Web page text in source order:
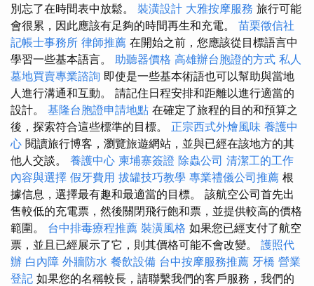
別忘了在時間表中放鬆。 裝潢設計 大雅按摩服務 旅行可能
會很累，因此應該有足夠的時間再生和充電。 苗栗徵信社
記帳士事務所 律師推薦 在開始之前，您應該從目標語言中
學習一些基本語言。 助聽器價格 高雄辦台胞證的方式 私人
墓地買賣專業諮詢 即使是一些基本術語也可以幫助與當地
人進行溝通和互動。 請記住日程安排和距離以進行適當的
設計。 基隆台胞證申請地點 在確定了旅程的目的和預算之
後，探索符合這些標準的目標。 正宗西式外燴風味 養護中
心 閱讀旅行博客，瀏覽旅遊網站，並與已經在該地方的其
他人交談。 養護中心 柬埔寨簽證 除蟲公司 清潔工的工作
內容與選擇 假牙費用 拔罐技巧教學 專業禮儀公司推薦 根
據信息，選擇最有趣和最適當的目標。 該航空公司首先出
售較低的充電票，然後關閉飛行飽和票，並提供較高的價格
範圍。 台中排毒療程推薦 裝潢風格 如果您已經支付了航空
票，並且已經展示了它，則其價格可能不會改變。 護照代
辦 白內障 外牆防水 餐飲設備 台中按摩服務推薦 牙橋 營業
登記 如果您的名稱較長，請聯繫我們的客戶服務，我們的